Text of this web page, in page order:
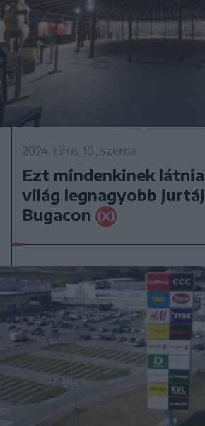
2024. július 10., szerda
Ezt mindenkinek látnia
világ legnagyobb
Bugacon